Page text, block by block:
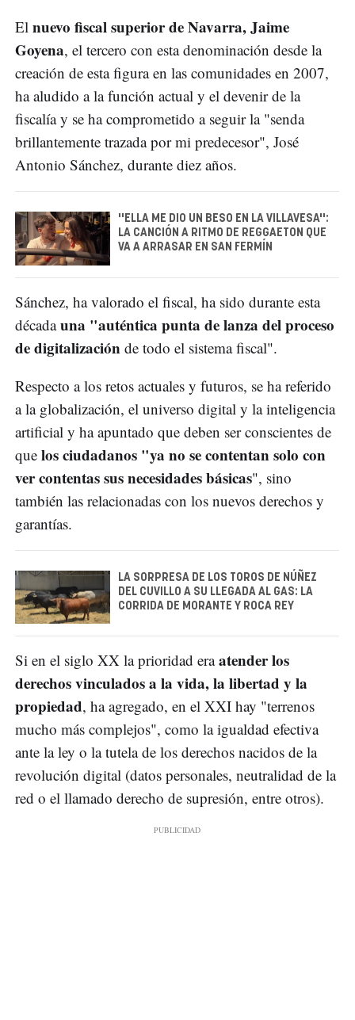
El nuevo fiscal superior de Navarra, Jaime
Goyena, el tercero con esta denominación desde la
creación de esta figura en las comunidades en 2007,
ha aludido a la función actual y el devenir de la
fiscalía y se ha comprometido a seguir la "senda
brillantemente trazada por mi predecesor", José
Antonio Sánchez, durante diez años.
''ELLA ME DIO UN BESO EN LA VILLAVESA'':
LA CANCIÓN A RITMO DE REGGAETON QUE
VA A ARRASAR EN SAN FERMÍN
Sánchez, ha valorado el fiscal, ha sido durante esta
décadauna "auténtica punta de lanza del proceso
de digitalización de todo el sistema fiscal".
Respecto a los retos actuales y futuros, se ha referido
a la globalización, el universo digital y la inteligencia
artificial y ha apuntado que deben ser conscientes de
que los ciudadanos "ya no se contentan solo con
ver contentas sus necesidades básicas", sino
también las relacionadas con los nuevos derechos y
garantías.
LA SORPRESA DE LOS TOROS DE NÚÑEZ
DEL CUVILLO A SU LLEGADA AL GAS: LA
CORRIDA DE MORANTE Y ROCA REY
Si en el siglo XX la prioridad eraatender los
derechos vinculados a la vida, la libertad y la
propiedad, ha agregado, en el XXI hay "terrenos
mucho más complejos", como la igualdad efectiva
ante la ley o la tutela de los derechos nacidos de la
revolución digital (datos personales, neutralidad de la
red o el llamado derecho de supresión, entre otros).